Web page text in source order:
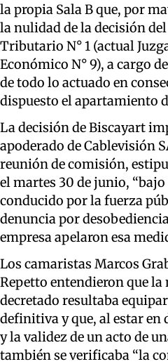
la propia Sala B que, por
la nulidad de la decisión
Tributario N° 1 (actual
Económico N° 9), a cargo
de todo lo actuado en
dispuesto el apartamiento
La decisión de Biscayart
apoderado de Cablevisión
reunión de comisión,
el martes 30 de junio,
conducido por la fuerza
denuncia por
empresa apelaron esa
Los camaristas Marcos
Repetto entendieron que
decretado resultaba
definitiva y que, al estar
y la validez de un acto de
también se verificaba “la